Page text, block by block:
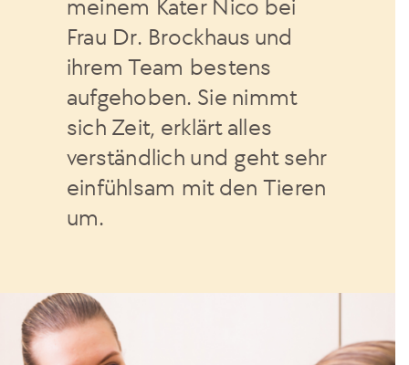
meinem Kater Nico bei
Frau Dr. Brockhaus und
ihrem Team bestens
aufgehoben. Sie nimmt
sich Zeit, erklärt alles
verständlich und geht sehr
einfühlsam mit den Tieren
um.